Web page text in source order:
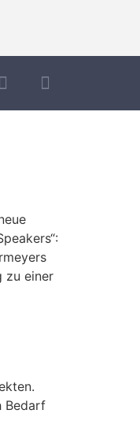
zu einer
Bedarf